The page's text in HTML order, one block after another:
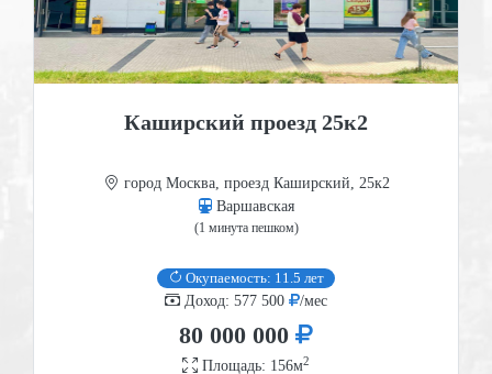
Каширский проезд 25к2
город Москва, проезд Каширский, 25к2
Варшавская
(1 минута пешком)
Окупаемость: 11.5 лет
Доход: 577 500
/мес
80 000 000
Площадь: 156м2